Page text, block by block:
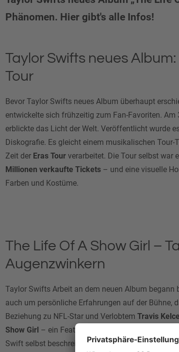
Phänomen. Hier gibt's alle Infos!
Taylor Swifts neues
Tour
Bevor Taylor Swifts neues Album überhaupt
entwickelte sich frühzeitig zum Fan-Favoriten.
erblickte das Licht der Welt. Veröffentlicht wurde
Diskografie. Es gleicht einem musikalischen
Zeit der Eras Tour verarbeitet. Die Tour selbst war
Millionen verkaufte Tickets – und eine visuelle
Farben und Kostüme.
The Life Of A Show Girl –
Augenzwinkern
Taylor Swifts Arbeit an dem neuen Album begann
auch um persönliche Erfahrungen auf der Bühne,
Beziehung zu NFL-Star und Verlobtem Travis Kelce
Show Girl – ein Feature mit
,
Swift selbst beschreibt das Album als einen Blick